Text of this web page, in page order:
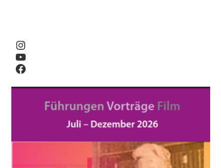
Instagram
YouTube
Facebook